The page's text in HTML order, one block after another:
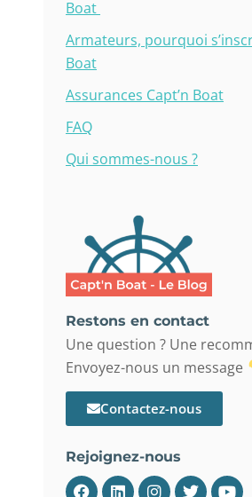
Boat
Armateurs, pourquoi
Boat
Assurances Capt’n Boat
FAQ
Qui sommes-nous ?
Restons en contact
Une question ? Une
Envoyez-nous un message
Contactez-nous
Rejoignez-nous